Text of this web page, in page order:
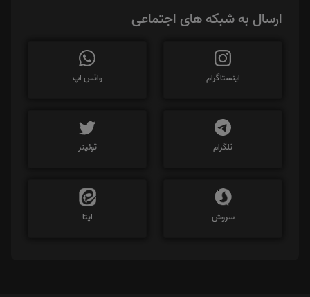
ارسال به شبکه های اجتماعی
اینستاگرام واتس اپ
تلگرام توئیتر
سروش ایتا